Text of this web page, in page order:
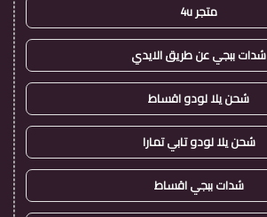
متجر 4u
شدات ببجي عن طريق الايدي
شحن يلا لودو اقساط
شحن يلا لودو تابي تمارا
شدات ببجي اقساط